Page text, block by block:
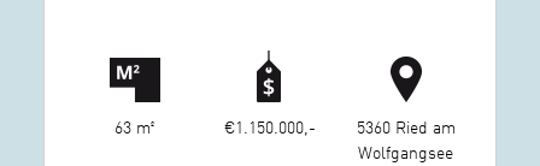
63 m² €1.150.000,-
5360 Ried am
Wolfgangsee